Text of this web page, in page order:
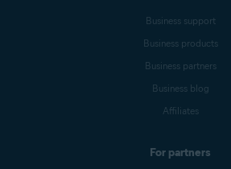
Business support
Business products
Business partners
Business blog
Affiliates
For partners